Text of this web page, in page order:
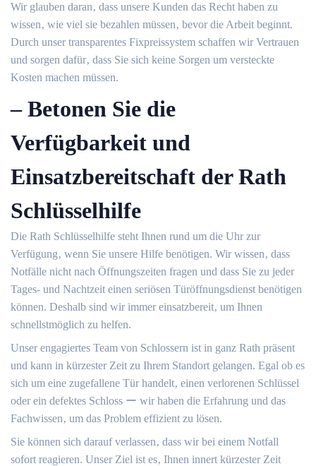
Wir glauben daran‚ dass unsere Kunden das Recht haben zu
wissen‚ wie viel sie bezahlen müssen‚ bevor die Arbeit beginnt.​
Durch unser transparentes Fixpreissystem schaffen wir Vertrauen
und sorgen dafür‚ dass Sie sich keine Sorgen um versteckte
Kosten machen müssen.
– Betonen Sie die
Verfügbarkeit und
Einsatzbereitschaft der Rath
Schlüsselhilfe
Die Rath Schlüsselhilfe steht Ihnen rund um die Uhr zur
Verfügung‚ wenn Sie unsere Hilfe benötigen.​ Wir wissen‚ dass
Notfälle nicht nach Öffnungszeiten fragen und dass Sie zu jeder
Tages- und Nachtzeit einen seriösen Türöffnungsdienst benötigen
können.​ Deshalb sind wir immer einsatzbereit‚ um Ihnen
schnellstmöglich zu helfen.​
Unser engagiertes Team von Schlossern ist in ganz Rath präsent
und kann in kürzester Zeit zu Ihrem Standort gelangen.​ Egal ob es
sich um eine zugefallene Tür handelt‚ einen verlorenen Schlüssel
oder ein defektes Schloss ー wir haben die Erfahrung und das
Fachwissen‚ um das Problem effizient zu lösen.​
Sie können sich darauf verlassen‚ dass wir bei einem Notfall
sofort reagieren.​ Unser Ziel ist es‚ Ihnen innert kürzester Zeit